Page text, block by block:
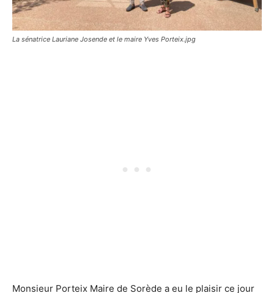
La sénatrice Lauriane Josende et le maire Yves Porteix.jpg
Monsieur Porteix Maire de Sorède a eu le plaisir ce jour